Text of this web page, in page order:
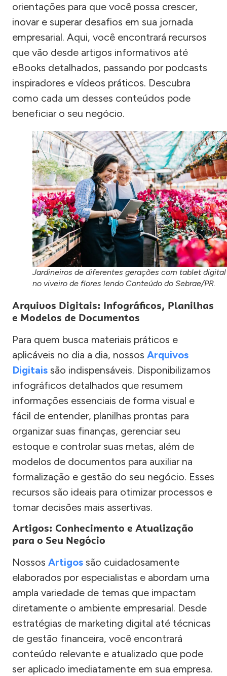
orientações para que você possa crescer,
inovar e superar desafios em sua jornada
empresarial. Aqui, você encontrará recursos
que vão desde artigos informativos até
eBooks detalhados, passando por podcasts
inspiradores e vídeos práticos. Descubra
como cada um desses conteúdos pode
beneficiar o seu negócio.
Jardineiros de diferentes gerações com tablet digital
no viveiro de flores lendo Conteúdo do Sebrae/PR.
Arquivos Digitais: Infográficos, Planilhas
e Modelos de Documentos
Para quem busca materiais práticos e
aplicáveis no dia a dia, nossos Arquivos
Digitais são indispensáveis. Disponibilizamos
infográficos detalhados que resumem
informações essenciais de forma visual e
fácil de entender, planilhas prontas para
organizar suas finanças, gerenciar seu
estoque e controlar suas metas, além de
modelos de documentos para auxiliar na
formalização e gestão do seu negócio. Esses
recursos são ideais para otimizar processos e
tomar decisões mais assertivas.
Artigos: Conhecimento e Atualização
para o Seu Negócio
Nossos Artigos são cuidadosamente
elaborados por especialistas e abordam uma
ampla variedade de temas que impactam
diretamente o ambiente empresarial. Desde
estratégias de marketing digital até técnicas
de gestão financeira, você encontrará
conteúdo relevante e atualizado que pode
ser aplicado imediatamente em sua empresa.